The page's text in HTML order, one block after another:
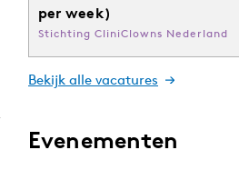
per week)
Stichting CliniClowns Nederland
Bekijk alle vacatures
Evenementen